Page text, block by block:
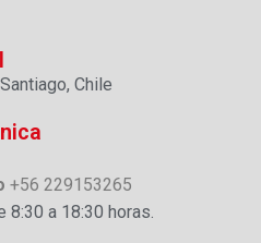
Chile
+56 229153265
8:30 a 18:30 horas.